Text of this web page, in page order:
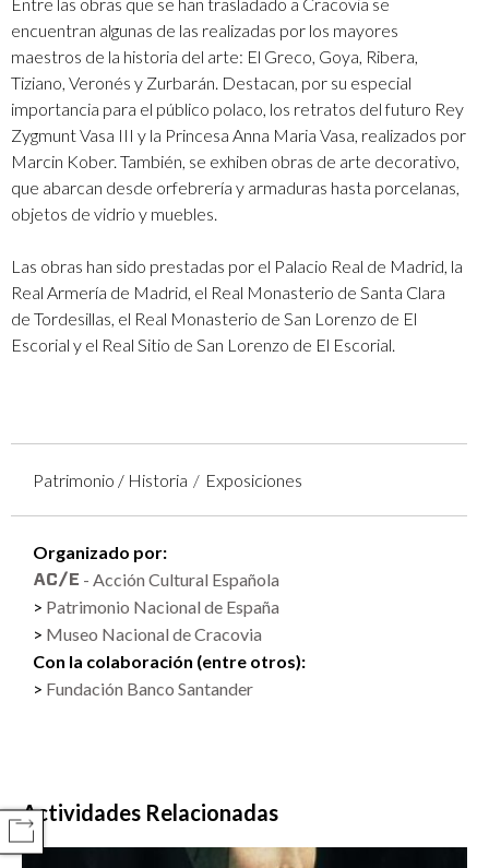
encuentran algunas de las realizadas por los mayores
maestros de la historia del arte: El Greco, Goya, Ribera,
Tiziano, Veronés y Zurbarán. Destacan, por su especial
importancia para el público polaco, los retratos del futuro Rey
Zygmunt Vasa III y la Princesa Anna Maria Vasa, realizados por
Marcin Kober. También, se exhiben obras de arte decorativo,
que abarcan desde orfebrería y armaduras hasta porcelanas,
objetos de vidrio y muebles.
Las obras han sido prestadas por el Palacio Real de Madrid, la
Real Armería de Madrid, el Real Monasterio de Santa Clara
de Tordesillas, el Real Monasterio de San Lorenzo de El
Escorial y el Real Sitio de San Lorenzo de El Escorial.
Patrimonio / Historia Exposiciones
Organizado por:
- Acción Cultural Española
Patrimonio Nacional de España
Museo Nacional de Cracovia
Con la colaboración (entre otros):
Fundación Banco Santander
Actividades Relacionadas